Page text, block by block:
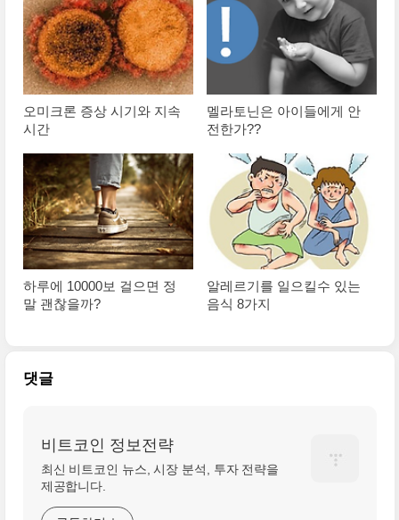
오미크론 증상 시기와 지속
시간
멜라토닌은 아이들에게 안
전한가??
하루에 10000보 걸으면 정
말 괜찮을까?
알레르기를 일으킬수 있는
음식 8가지
댓글
비트코인 정보전략
최신 비트코인 뉴스, 시장 분석, 투자 전략을
제공합니다.